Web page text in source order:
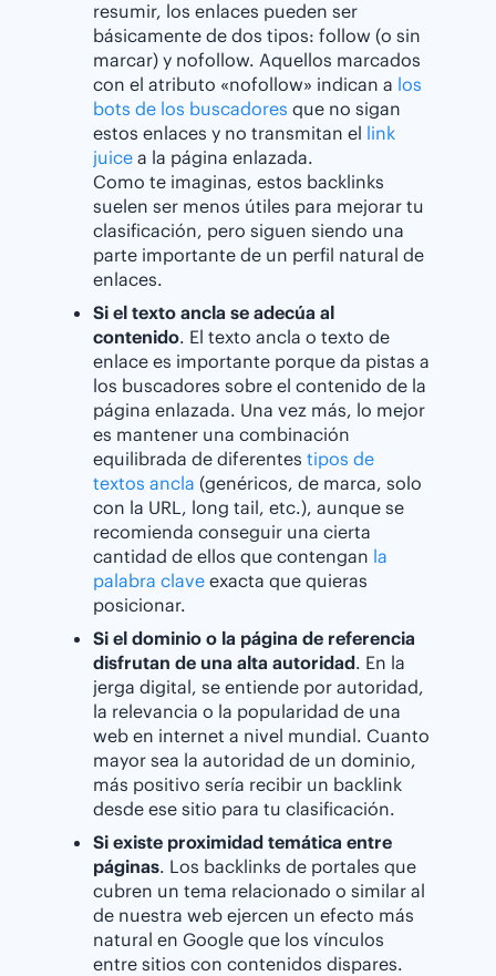
resumir, los enlaces pueden ser
básicamente de dos tipos: follow (o sin
marcar) y nofollow. Aquellos marcados
con el atributo «nofollow» indican a los
bots de los buscadores que no sigan
estos enlaces y no transmitan el link
juice a la página enlazada.
Como te imaginas, estos backlinks
suelen ser menos útiles para mejorar tu
clasificación, pero siguen siendo una
parte importante de un perfil natural de
enlaces.
Si el texto ancla se adecúa al
contenido. El texto ancla o texto de
enlace es importante porque da pistas a
los buscadores sobre el contenido de la
página enlazada. Una vez más, lo mejor
es mantener una combinación
equilibrada de diferentes tipos de
textos ancla (genéricos, de marca, solo
con la URL, long tail, etc.), aunque se
recomienda conseguir una cierta
cantidad de ellos que contengan la
palabra clave exacta que quieras
posicionar.
Si el dominio o la página de referencia
disfrutan de una alta autoridad. En la
jerga digital, se entiende por autoridad,
la relevancia o la popularidad de una
web en internet a nivel mundial. Cuanto
mayor sea la autoridad de un dominio,
más positivo sería recibir un backlink
desde ese sitio para tu clasificación.
Si existe proximidad temática entre
páginas. Los backlinks de portales que
cubren un tema relacionado o similar al
de nuestra web ejercen un efecto más
natural en Google que los vínculos
entre sitios con contenidos dispares.